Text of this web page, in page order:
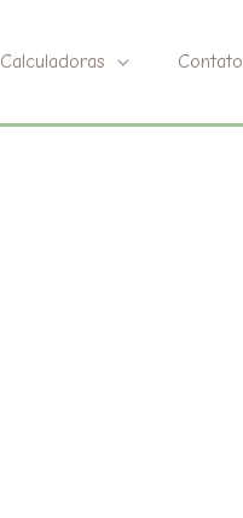
Calculadoras Contato